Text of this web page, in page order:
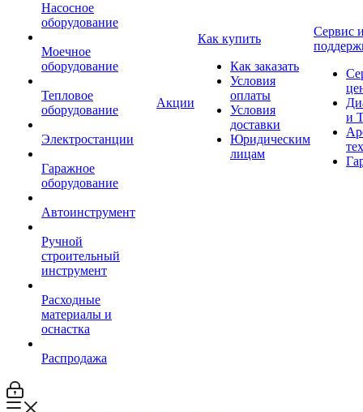
Насосное
оборудование
Моечное
оборудование
Тепловое
оборудование
Электростанции
Гаражное
оборудование
Автоинструмент
Ручной
строительный
инструмент
Расходные
материалы и
оснастка
Распродажа
Акции
Как купить
Как заказать
Условия
оплаты
Условия
доставки
Юридическим
лицам
Сервис
и